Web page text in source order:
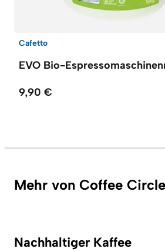
Cafetto
EVO Bio-
9,90 €
Mehr von Coffee Circle
Nachhaltiger Kaffee